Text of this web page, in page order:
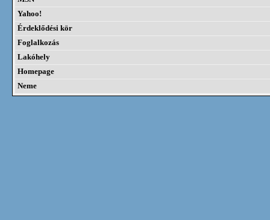
Yahoo!
Érdeklődési kör
Foglalkozás
Lakóhely
Homepage
Neme